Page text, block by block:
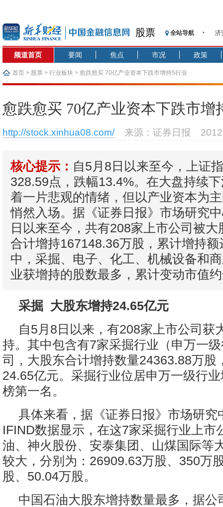
股票 全站导航
【
【
沥
济
频道首页 要闻 焦点 市况 政策
首页 > 股票 > 行业板块 > 愈跌愈买 70亿产业资本下跌市增持5行业
愈跌愈买 70亿产业资本下跌市增
http://stock.xinhua08.com/ 来源：证券日报
核心提示： 自5月8日以来至今，上证
328.59点，跌幅13.4%。在大盘持续
着一片悲观的情绪，但以产业资本为
悄然入场。据《证券日报》市场研究
日以来至今，共有208家上市公司被
合计增持167148.36万股，累计增持
中，采掘、电子、化工、机械设备和
业获增持的股数最多，累计变动市值
采掘 大股东增持24.65亿元
自5月8日以来，有208家上市公司获
持。其中包含有7家采掘行业（申万一
司，大股东合计增持数量24363.88万股
24.65亿元。采掘行业位居申万一级行
榜第一名。
具体来看，据《证券日报》市场研究
IFIND数据显示，在这7家采掘行业上市
油、神火股份、安泰集团、山煤国际等
较大，分别为：26909.63万股、350万
股、50.04万股。
中国石油大股东增持数量最多，据公